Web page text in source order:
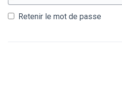
Retenir le mot de passe